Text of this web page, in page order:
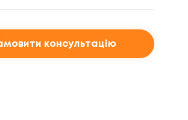
консультацію